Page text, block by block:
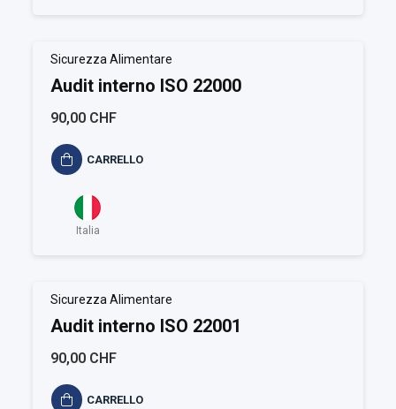
Sicurezza Alimentare
Audit interno ISO 22000
90,00 CHF
CARRELLO
Italia
Sicurezza Alimentare
Audit interno ISO 22001
90,00 CHF
CARRELLO